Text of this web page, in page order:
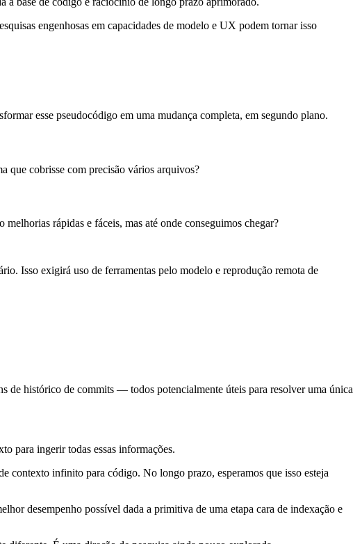
engenhosas em capacidades de modelo e UX podem tornar isso
esse pseudocódigo em uma mudança completa, em segundo plano.
que cobrisse com precisão vários arquivos?
melhorias rápidas e fáceis, mas até onde conseguimos chegar?
Isso exigirá uso de ferramentas pelo modelo e reprodução remota de
de histórico de commits — todos potencialmente úteis para resolver uma única
para ingerir todas essas informações.
contexto infinito para código. No longo prazo, esperamos que isso esteja
desempenho possível dada a primitiva de uma etapa cara de indexação e